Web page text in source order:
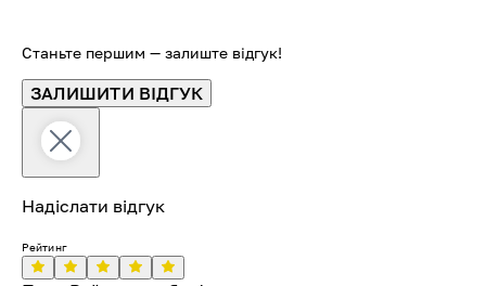
Станьте першим — залиште відгук!
ЗАЛИШИТИ ВІДГУК
Надіслати відгук
Рейтинг